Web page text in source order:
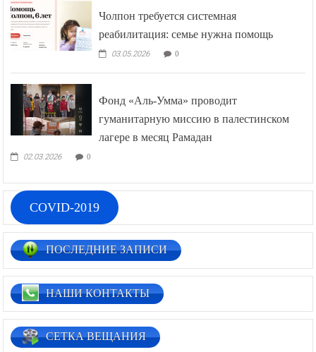
Чолпон требуется системная
реабилитация: семье нужна помощь
03.05.2026 0
Фонд «Аль-Умма» проводит
гуманитарную миссию в палестинском
лагере в месяц Рамадан
02.03.2026 0
COVID-2019
ПОСЛЕДНИЕ ЗАПИСИ
НАШИ КОНТАКТЫ
СЕТКА ВЕЩАНИЯ